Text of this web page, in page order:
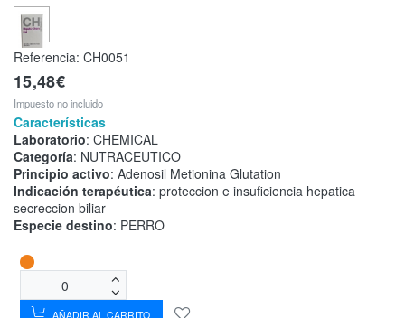
Referencia: CH0051
15,48€
Impuesto no incluido
Características
Laboratorio: CHEMICAL
Categoría: NUTRACEUTICO
Principio activo: Adenosil Metionina Glutation
Indicación terapéutica: proteccion e insuficiencia hepatica
secreccion biliar
Especie destino: PERRO
AÑADIR AL CARRITO